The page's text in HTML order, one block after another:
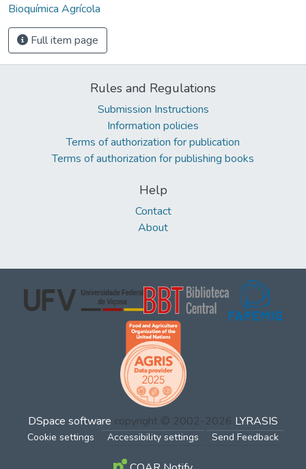
Bioquímica Agrícola
Full item page
Rules and Regulations
Submission Instructions
Information policies
Terms of authorization for publication
Terms of authorization for publishing books
Help
Contact
About
DSpace software copyright © 2002-2026 LYRASIS
Cookie settings Accessibility settings Send Feedback